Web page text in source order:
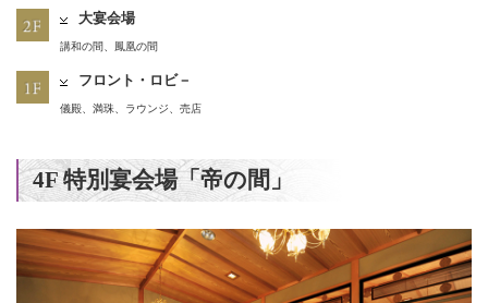
大宴会場
講和の間、鳳凰の間
フロント・ロビ－
儀殿、満珠、ラウンジ、売店
4F 特別宴会場「帝の間」